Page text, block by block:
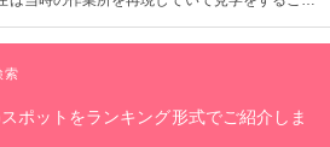
索
ポットをランキング形式でご紹介しま